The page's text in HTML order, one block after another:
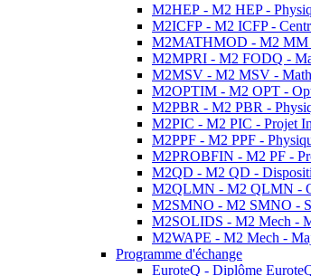
M2HEP - M2 HEP -
M2ICFP - M2 ICFP -
M2MATHMOD - M2 MM
M2MPRI - M2 FODQ -
M2MSV - M2 MSV -
M2OPTIM - M2 OPT -
M2PBR - M2 PBR -
M2PIC - M2 PIC - Projet
M2PPF - M2 PPF -
M2PROBFIN - M2 PF -
M2QD - M2 QD -
M2QLMN - M2 QLMN -
M2SMNO - M2 SMNO -
M2SOLIDS - M2 Mech -
M2WAPE - M2 Mech -
Programme d'échange
EuroteQ - Diplôme